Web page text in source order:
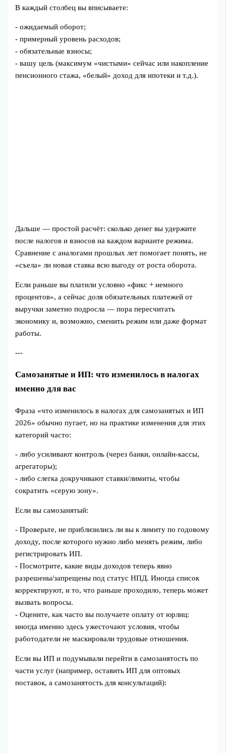
В каждый столбец вы вписываете:
- ожидаемый оборот;
- примерный уровень расходов;
- обязательные взносы;
- вашу цель (максимум «чистыми» сейчас или накопление
пенсионного стажа, «белый» доход для ипотеки и т.д.).
Дальше — простой расчёт: сколько денег вы удержите
после налогов и взносов на каждом варианте режима.
Сравнение с аналогами прошлых лет помогает понять, не
«съела» ли новая ставка всю выгоду от роста оборота.
Если раньше вы платили условно «фикс + немного
процентов», а сейчас доля обязательных платежей от
выручки заметно подросла — пора пересчитать
экономику и, возможно, сменить режим или даже формат
работы.
---
Самозанятые и ИП: что изменилось в налогах
именно для вас
Фраза «что изменилось в налогах для самозанятых и ИП
2026» обычно пугает, но на практике изменения для этих
категорий часто:
- либо усиливают контроль (через банки, онлайн‑кассы,
агрегаторы);
- либо слегка докручивают ставки/лимиты, чтобы
сократить «серую зону».
Если вы самозанятый:
- Проверьте, не приблизились ли вы к лимиту по годовому
доходу, после которого нужно либо менять режим, либо
регистрировать ИП.
- Посмотрите, какие виды доходов теперь явно
разрешены/запрещены под статус НПД. Иногда список
корректируют, и то, что раньше проходило, теперь может
вызвать вопросы.
- Оцените, как часто вы получаете оплату от юрлиц:
иногда именно здесь ужесточают условия, чтобы
работодатели не маскировали трудовые отношения.
Если вы ИП и подумывали перейти в самозанятость по
части услуг (например, оставить ИП для оптовых
поставок, а самозанятость для консультаций):